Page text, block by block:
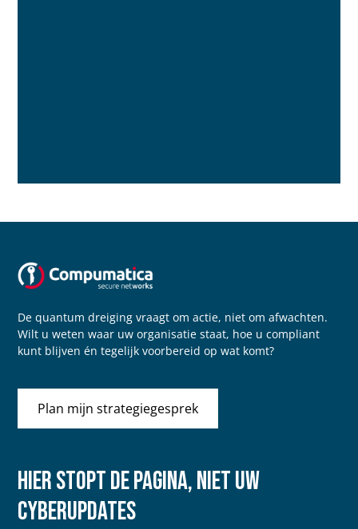
De quantum dreiging vraagt om actie, niet om afwachten.
Wilt u weten waar uw organisatie staat, hoe u compliant
kunt blijven én tegelijk voorbereid op wat komt?
Plan mijn strategiegesprek
Hier stopt de pagina, niet uw
cyberupdates